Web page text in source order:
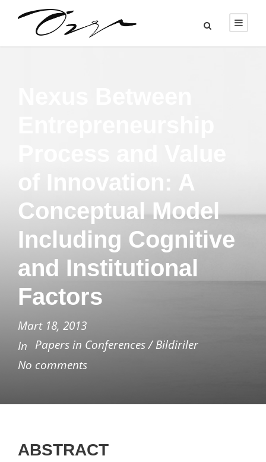
of Innovation: A
Conceptual Model
Including Cognitive
and Institutional
Factors
Mart 18, 2013
In Papers in Conferences / Bildiriler
No comments
ABSTRACT